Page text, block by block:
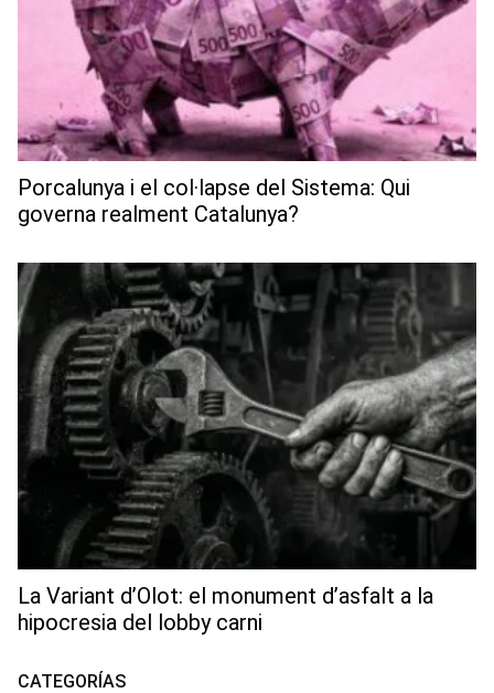
Porcalunya i el col·lapse del Sistema: Qui
governa realment Catalunya?
La Variant d’Olot: el monument d’asfalt a la
hipocresia del lobby carni
CATEGORÍAS